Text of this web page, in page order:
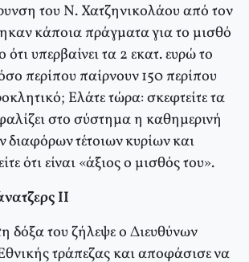
του Ν. Χατζηνικολάου από τον
κάποια πράγματα για το μισθό
ότι υπερβαίνει τα 2 εκατ. ευρώ το
περίπου παίρνουν 150 περίπου
Ελάτε τώρα: σκεφτείτε τα
στο σύστημα η καθημερινή
τέτοιων κυρίων και
ότι είναι «άξιος ο μισθός του».
ΙΙ
δόξα του ζήλεψε ο Διευθύνων
τράπεζας και αποφάσισε να